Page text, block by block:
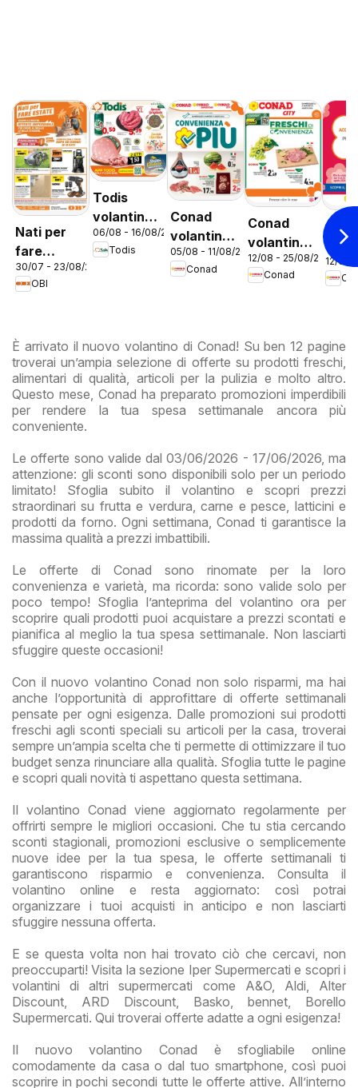
Nati per
fare
estate
30/07 - 23/08/2026
OBI
Todis
volantino
Lazio
06/08 - 16/08/2026
Todis
Conad
volantino
Convenienza
Più Lazio
05/08 - 11/08/2026
Conad
Conad
volantino
City Lazio
12/08 - 25/08/2026
Conad
City
12/08
È arrivato il nuovo volantino di Conad! Su ben 12 pagine
troverai un’ampia selezione di offerte su prodotti freschi,
alimentari di qualità, articoli per la pulizia e molto altro.
Questo mese, Conad ha preparato promozioni imperdibili
per rendere la tua spesa settimanale ancora più
conveniente.
Le offerte sono valide dal 03/06/2026 - 17/06/2026, ma
attenzione: gli sconti sono disponibili solo per un periodo
limitato! Sfoglia subito il volantino e scopri prezzi
straordinari su frutta e verdura, carne e pesce, latticini e
prodotti da forno. Ogni settimana, Conad ti garantisce la
massima qualità a prezzi imbattibili.
Le offerte di Conad sono rinomate per la loro
convenienza e varietà, ma ricorda: sono valide solo per
poco tempo! Sfoglia l’anteprima del volantino ora per
scoprire quali prodotti puoi acquistare a prezzi scontati e
pianifica al meglio la tua spesa settimanale. Non lasciarti
sfuggire queste occasioni!
Con il nuovo volantino Conad non solo risparmi, ma hai
anche l’opportunità di approfittare di offerte settimanali
pensate per ogni esigenza. Dalle promozioni sui prodotti
freschi agli sconti speciali su articoli per la casa, troverai
sempre un’ampia scelta che ti permette di ottimizzare il tuo
budget senza rinunciare alla qualità. Sfoglia tutte le pagine
e scopri quali novità ti aspettano questa settimana.
Il volantino Conad viene aggiornato regolarmente per
offrirti sempre le migliori occasioni. Che tu stia cercando
sconti stagionali, promozioni esclusive o semplicemente
nuove idee per la tua spesa, le offerte settimanali ti
garantiscono risparmio e convenienza. Consulta il
volantino online e resta aggiornato: così potrai
organizzare i tuoi acquisti in anticipo e non lasciarti
sfuggire nessuna offerta.
E se questa volta non hai trovato ciò che cercavi, non
preoccuparti! Visita la sezione Iper Supermercati e scopri i
volantini di altri supermercati come A&O, Aldi, Alter
Discount, ARD Discount, Basko, bennet, Borello
Supermercati. Qui troverai offerte adatte a ogni esigenza!
Il nuovo volantino Conad è sfogliabile online
comodamente da casa o dal tuo smartphone, così puoi
scoprire in pochi secondi tutte le offerte attive. All’interno